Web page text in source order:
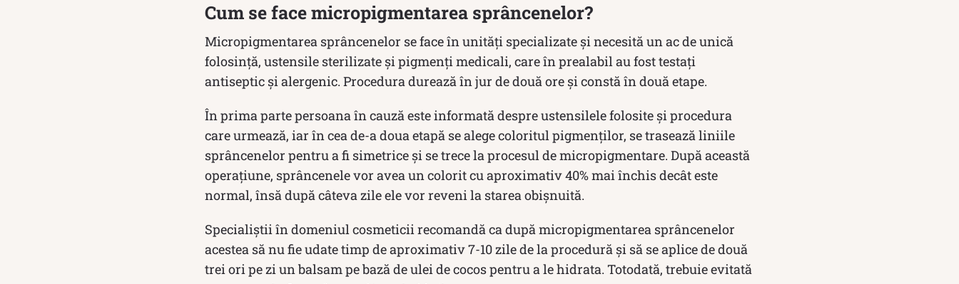
Cum se face micropigmentarea sprâncenelor?
Micropigmentarea sprâncenelor se face în unități specializate și necesită un ac de unică
folosință, ustensile sterilizate și pigmenți medicali, care în prealabil au fost testați
antiseptic și alergenic. Procedura durează în jur de două ore și constă în două etape.
În prima parte persoana în cauză este informată despre ustensilele folosite și procedura
care urmează, iar în cea de-a doua etapă se alege coloritul pigmenților, se trasează liniile
sprâncenelor pentru a fi simetrice și se trece la procesul de micropigmentare. După această
operațiune, sprâncenele vor avea un colorit cu aproximativ 40% mai închis decât este
normal, însă după câteva zile ele vor reveni la starea obișnuită.
Specialiștii în domeniul cosmeticii recomandă ca după micropigmentarea sprâncenelor
acestea să nu fie udate timp de aproximativ 7-10 zile de la procedură și să se aplice de două
trei ori pe zi un balsam pe bază de ulei de cocos pentru a le hidrata. Totodată, trebuie evitată